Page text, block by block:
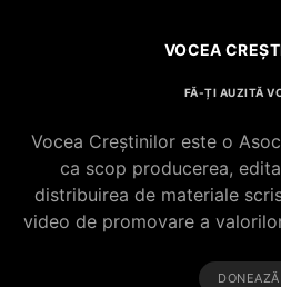
modelul
și
Ben
Ardelean
VOCEA
FĂ-ȚI AUZITĂ
Vocea Creștinilor este o
ca scop producerea,
distribuirea de materiale
video de promovare a
DONEAZĂ